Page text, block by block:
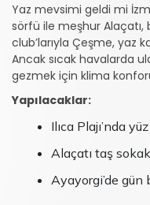
Yaz mevsimi geldi mi
sörfü ile meşhur
club’larıyla Çeşme, yaz
Ancak sıcak havalarda
gezmek için klima
Yapılacaklar:
Ilıca Plajı’nda yüz
Alaçatı taş
Ayayorgi’de gün